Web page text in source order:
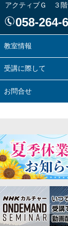
アクティブＧ ３階
058-264-
教室情報
受講に際して
お問合せ